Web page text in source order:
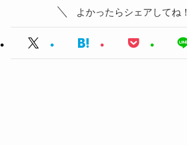
よかったらシェアしてね！